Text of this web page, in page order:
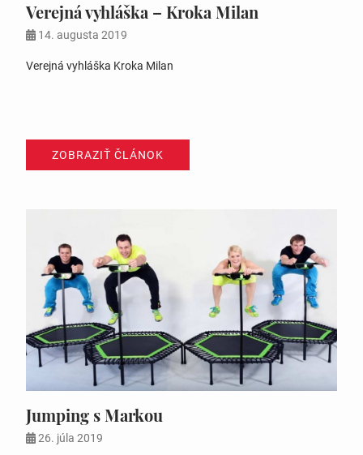
Verejná vyhláška – Kroka Milan
14. augusta 2019
Verejná vyhláška Kroka Milan
ZOBRAZIŤ ČLÁNOK
Jumping s Markou
26. júla 2019